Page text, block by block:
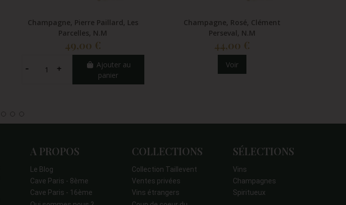
Champagne, Pierre Paillard, Les
Parcelles, N.M
49,00 €
Ajouter au
panier
Champagne, Rosé, Clément
Perseval, N.M
44,00 €
Voir
A PROPOS
Le Blog
Cave Paris - 8ème
Cave Paris - 16ème
COLLECTIONS
Collection Taillevent
Ventes privées
Vins étrangers
SÉLECTIONS
Vins
Champagnes
Spiritueux